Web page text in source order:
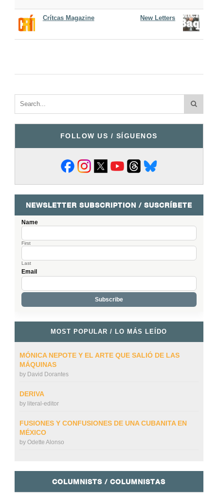
Crítcas Magazine New Letters
FOLLOW US / SÍGUENOS
NEWSLETTER SUBSCRIPTION / SUSCRÍBETE
Name
First
Last
Email
MOST POPULAR / LO MÁS LEÍDO
MÓNICA NEPOTE Y EL ARTE QUE SALIÓ DE LAS
MÁQUINAS
by David Dorantes
DERIVA
by literal-editor
FUSIONES Y CONFUSIONES DE UNA CUBANITA EN
MÉXICO
by Odette Alonso
COLUMNISTS / COLUMNISTAS